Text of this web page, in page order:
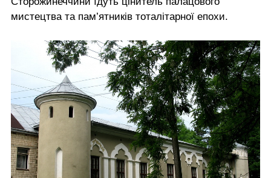
мистецтва та пам’ятників тоталітарної епохи.